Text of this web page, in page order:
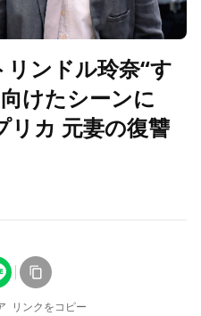
リンドル玲奈“す
けたシーンに
リカ 元妻の復讐
リンクをコピー